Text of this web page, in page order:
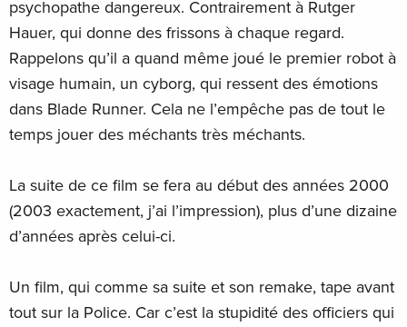
psychopathe dangereux. Contrairement à Rutger
Hauer, qui donne des frissons à chaque regard.
Rappelons qu’il a quand même joué le premier robot à
visage humain, un cyborg, qui ressent des émotions
dans Blade Runner. Cela ne l’empêche pas de tout le
temps jouer des méchants très méchants.
La suite de ce film se fera au début des années 2000
(2003 exactement, j’ai l’impression), plus d’une dizaine
d’années après celui-ci.
Un film, qui comme sa suite et son remake, tape avant
tout sur la Police. Car c’est la stupidité des officiers qui